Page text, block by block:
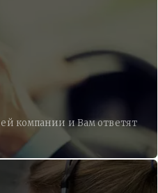
компании и Вам ответят